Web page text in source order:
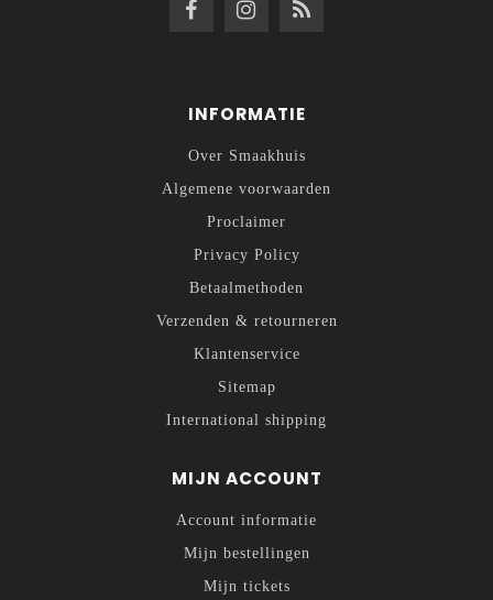
INFORMATIE
Over Smaakhuis
Algemene voorwaarden
Proclaimer
Privacy Policy
Betaalmethoden
Verzenden & retourneren
Klantenservice
Sitemap
International shipping
MIJN ACCOUNT
Account informatie
Mijn bestellingen
Mijn tickets